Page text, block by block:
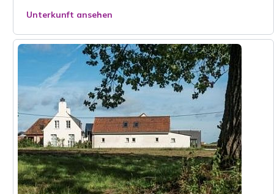
Unterkunft ansehen